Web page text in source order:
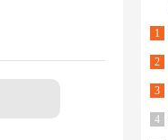
1
2
3
4